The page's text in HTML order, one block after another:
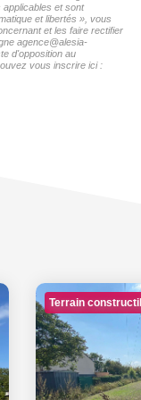
applicables et sont
et libertés », vous
et les faire rectifier
agence@alesia-
d'opposition au
vous inscrire ici :
Terrain